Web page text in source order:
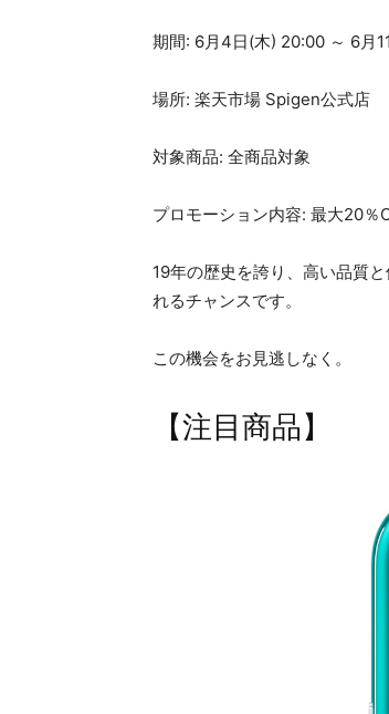
期間: 6月4日(木) 20:00 ～ 6月
場所: 楽天市場 Spigen公式店
対象商品: 全商品対象
プロモーション内容: 最大20％
19年の歴史を誇り、高い品質
れるチャンスです。
この機会をお見逃しなく。
【注目商品】